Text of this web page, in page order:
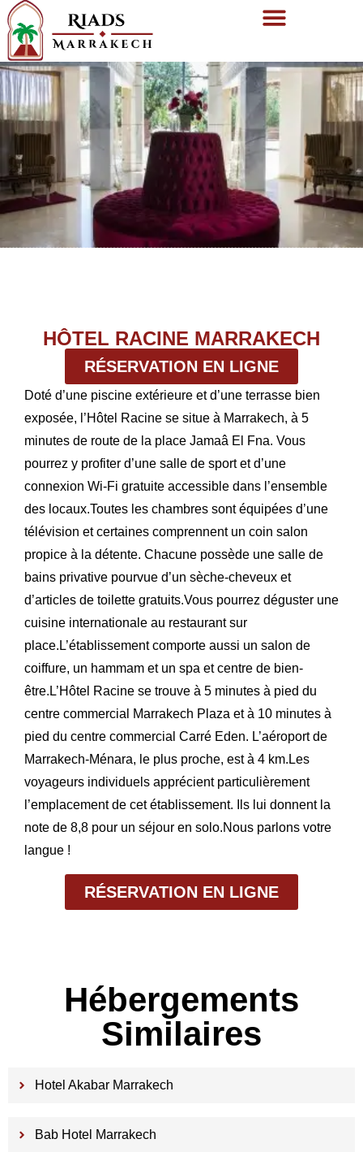
HÔTEL RACINE MARRAKECH
RÉSERVATION EN LIGNE
Doté d’une piscine extérieure et d’une terrasse bien
exposée, l’Hôtel Racine se situe à Marrakech, à 5
minutes de route de la place Jamaâ El Fna. Vous
pourrez y profiter d’une salle de sport et d’une
connexion Wi-Fi gratuite accessible dans l’ensemble
des locaux.Toutes les chambres sont équipées d’une
télévision et certaines comprennent un coin salon
propice à la détente. Chacune possède une salle de
bains privative pourvue d’un sèche-cheveux et
d’articles de toilette gratuits.Vous pourrez déguster une
cuisine internationale au restaurant sur
place.L’établissement comporte aussi un salon de
coiffure, un hammam et un spa et centre de bien-
être.L’Hôtel Racine se trouve à 5 minutes à pied du
centre commercial Marrakech Plaza et à 10 minutes à
pied du centre commercial Carré Eden. L’aéroport de
Marrakech-Ménara, le plus proche, est à 4 km.Les
voyageurs individuels apprécient particulièrement
l’emplacement de cet établissement. Ils lui donnent la
note de 8,8 pour un séjour en solo.Nous parlons votre
langue !
RÉSERVATION EN LIGNE
Hébergements
Similaires
Hotel Akabar Marrakech
Bab Hotel Marrakech